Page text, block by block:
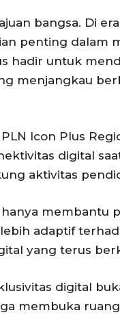
bangsa. Di
penting dalam
hadir untuk
menjangkau
Icon Plus
digital
aktivitas
membantu
adaptif
yang terus
digital
membuka